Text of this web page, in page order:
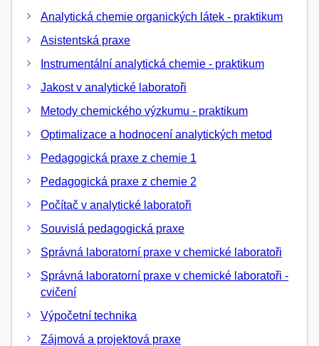
Analytická chemie organických látek - praktikum
Asistentská praxe
Instrumentální analytická chemie - praktikum
Jakost v analytické laboratoři
Metody chemického výzkumu - praktikum
Optimalizace a hodnocení analytických metod
Pedagogická praxe z chemie 1
Pedagogická praxe z chemie 2
Počítač v analytické laboratoři
Souvislá pedagogická praxe
Správná laboratorní praxe v chemické laboratoři
Správná laboratorní praxe v chemické laboratoři -
cvičení
Výpočetní technika
Zájmová a projektová praxe